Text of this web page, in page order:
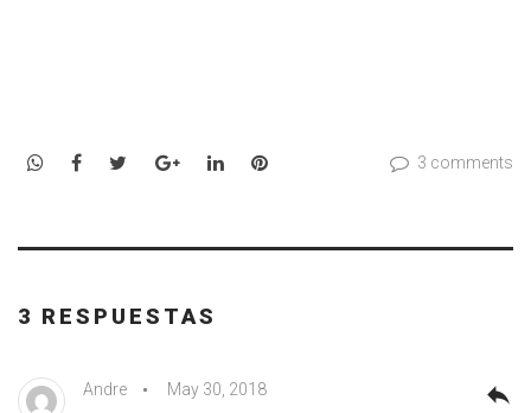
WhatsApp
Facebook
TwitterGoogle+LinkedInPinterest 3 comments
3 RESPUESTAS
Andre May 30, 2018 reply